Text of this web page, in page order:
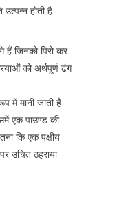
उत्पन्न होती है
जिनको पिरो कर
को अर्थपूर्ण ढंग
में मानी जाती है
एक पाउण्ड की
कि एक पक्षीय
उचित ठहराया